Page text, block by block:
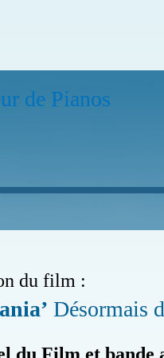
de Pianos
du film :
Désormais